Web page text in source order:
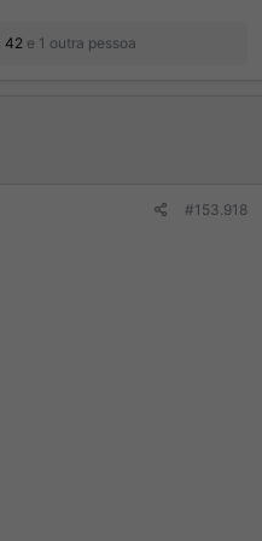
42 e 1 outra pessoa
#153.918